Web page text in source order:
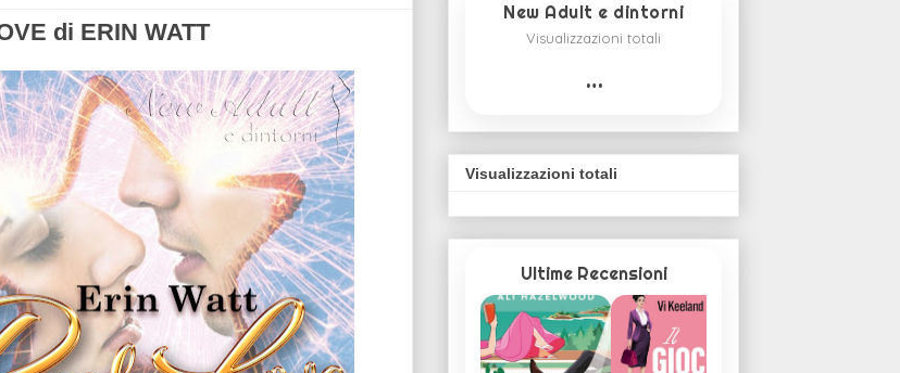
di ERIN WATT
New Adult e dintorni
Visualizzazioni totali
…
Visualizzazioni totali
Ultime Recensioni